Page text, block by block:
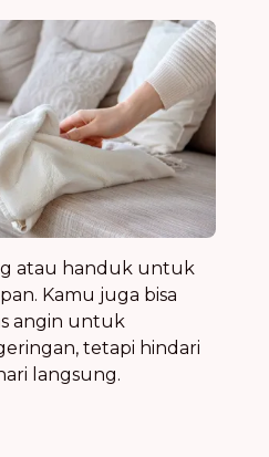
atau handuk untuk
Kamu juga bisa
angin untuk
tetapi hindari
langsung.